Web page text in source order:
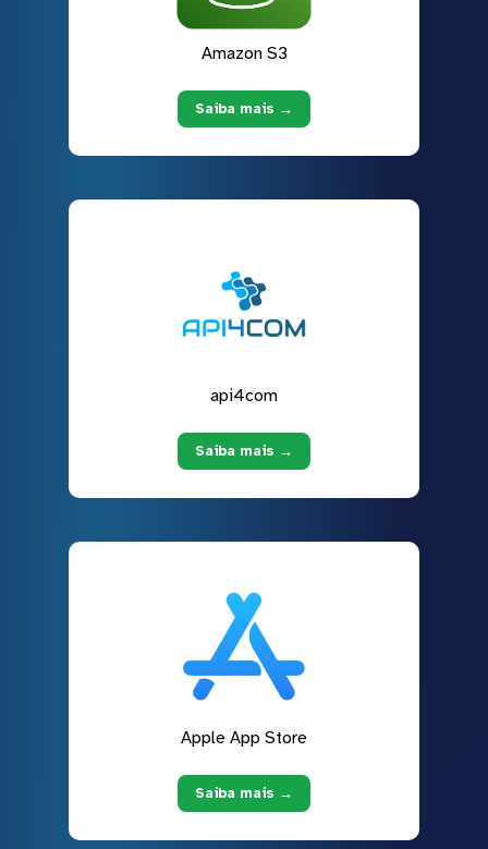
Amazon S3
Saiba mais →
api4com
Saiba mais →
Apple App Store
Saiba mais →